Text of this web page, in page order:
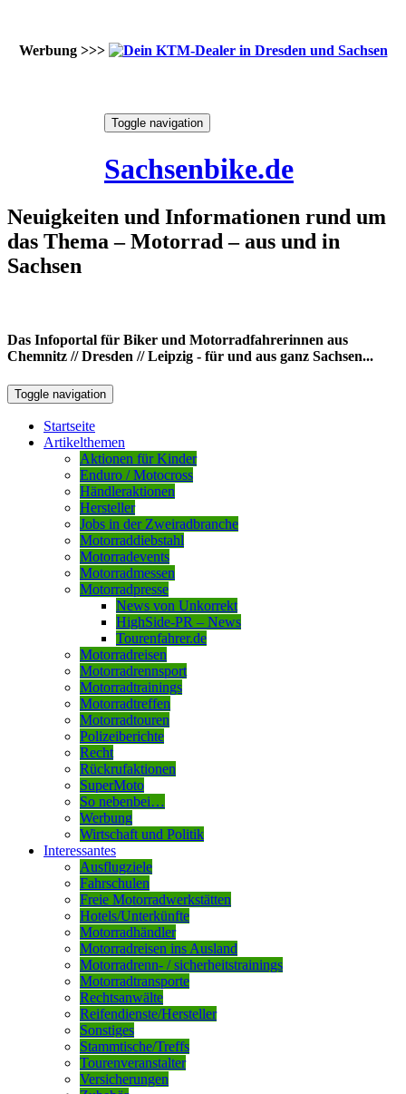
Werbung >>>
Toggle navigation
Sachsenbike.de
Neuigkeiten und Informationen rund um
das Thema – Motorrad – aus und in
Sachsen
Das Infoportal für Biker und Motorradfahrerinnen aus
Chemnitz // Dresden // Leipzig - für und aus ganz Sachsen...
Toggle navigation
Startseite
Artikelthemen
Aktionen für Kinder
Enduro / Motocross
Händleraktionen
Hersteller
Jobs in der Zweiradbranche
Motorraddiebstahl
Motorradevents
Motorradmessen
Motorradpresse
News von Unkorrekt
HighSide-PR – News
Tourenfahrer.de
Motorradreisen
Motorradrennsport
Motorradtrainings
Motorradtreffen
Motorradtouren
Polizeiberichte
Recht
Rückrufaktionen
SuperMoto
So nebenbei…
Werbung
Wirtschaft und Politik
Interessantes
Ausflugziele
Fahrschulen
Freie Motorradwerkstätten
Hotels/Unterkünfte
Motorradhändler
Motorradreisen ins Ausland
Motorradrenn- / sicherheitstrainings
Motorradtransporte
Rechtsanwälte
Reifendienste/Hersteller
Sonstiges
Stammtische/Treffs
Tourenveranstalter
Versicherungen